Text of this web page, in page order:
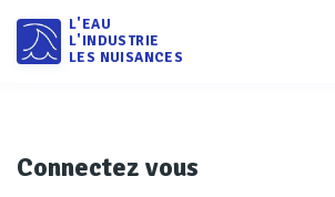
L'EAU
L'INDUSTRIE
LES NUISANCES
Connectez vous